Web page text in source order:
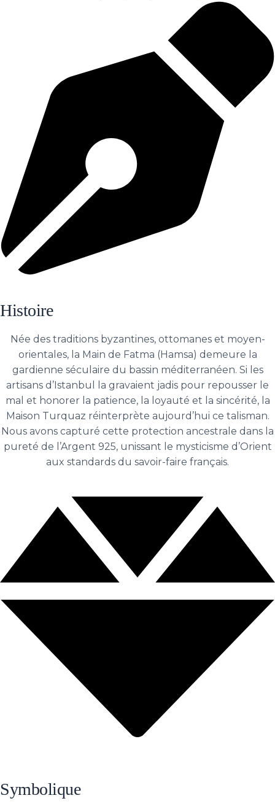
Histoire
Née des traditions byzantines, ottomanes et moyen-
orientales, la Main de Fatma (Hamsa) demeure la
gardienne séculaire du bassin méditerranéen. Si les
artisans d’Istanbul la gravaient jadis pour repousser le
mal et honorer la patience, la loyauté et la sincérité, la
Maison Turquaz réinterprète aujourd’hui ce talisman.
Nous avons capturé cette protection ancestrale dans la
pureté de l’Argent 925, unissant le mysticisme d’Orient
aux standards du savoir-faire français.
Symbolique